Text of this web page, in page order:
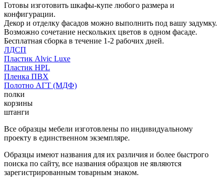
Готовы изготовить шкафы-купе любого размера и
конфигурации.
Декор и отделку фасадов можно выполнить под вашу задумку.
Возможно сочетание нескольких цветов в одном фасаде.
Бесплатная сборка в течение 1-2 рабочих дней.
ЛДСП
Пластик Alvic Luxe
Пластик HPL
Пленка ПВХ
Полотно АГТ (МДФ)
полки
корзины
штанги
Все образцы мебели изготовлены по индивидуальному
проекту в единственном экземпляре.
Образцы имеют названия для их различия и более быстрого
поиска по сайту, все названия образцов не являются
зарегистрированным товарным знаком.